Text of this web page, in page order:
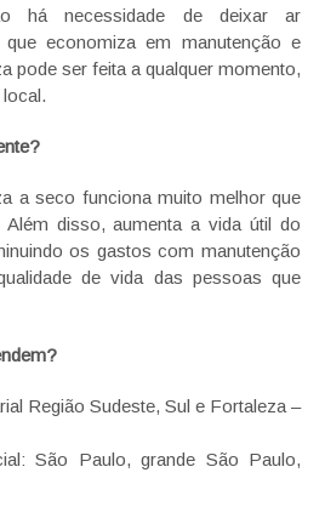
há necessidade de deixar ar
economiza em manutenção e
pode ser feita a qualquer momento,
a seco funciona muito melhor que
Além disso, aumenta a vida útil do
os gastos com manutenção
de vida das pessoas que
Região Sudeste, Sul e Fortaleza –
São Paulo, grande São Paulo,